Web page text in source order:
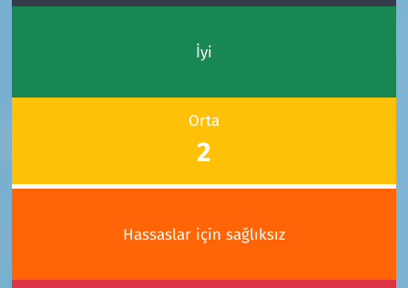
İyi
Orta
2
Hassaslar için sağlıksız